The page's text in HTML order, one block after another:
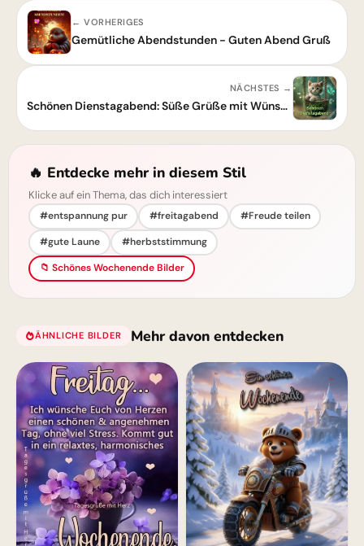
← VORHERIGES
Gemütliche Abendstunden - Guten Abend Gruß
NÄCHSTES →
Schönen Dienstagabend: Süße Grüße mit Wünschen für einen entspannten Abend
🔥 Entdecke mehr in diesem Stil
Klicke auf ein Thema, das dich interessiert
#entspannung pur #freitagabend
#Freude teilen
#gute Laune
#herbststimmung
📁 Schönes Wochenende Bilder
ÄHNLICHE BILDER Mehr davon entdecken